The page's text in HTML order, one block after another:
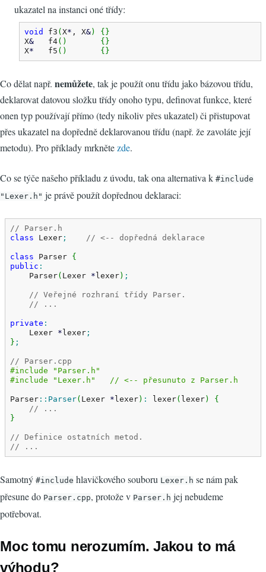
ukazatel na instanci oné třídy:
void f3 ( X* , X&) { }
X&
   f4
( ) { }
X*
   f5
( ) { }
Co dělat např. nemůžete, tak je použít onu třídu jako bázovou třídu,
deklarovat datovou složku třídy onoho typu, definovat funkce, které
onen typ používají přímo (tedy nikoliv přes ukazatel) či přistupovat
přes ukazatel na dopředně deklarovanou třídu (např. že zavoláte její
metodu). Pro příklady mrknětezde.
Co se týče našeho příkladu z úvodu, tak ona alternativa k #include
"Lexer.h" je právě použít dopřednou deklaraci:
// Parser.h
class Lexer ; // <-- dopředná deklarace
class Parser {
public :
    Parser
( Lexer * lexer) ;
// Veřejné rozhraní třídy Parser.
// ...
private :
    Lexer
* lexer ;
} ;
// Parser.cpp
#include "Parser.h"
#include "Lexer.h"   // <-- přesunuto z Parser.h
Parser :: Parser( Lexer * lexer) : lexer( lexer)
{
// ...
}
// Definice ostatních metod.
// ...
Samotný #include hlavičkového souboru Lexer.h se nám pak
přesune do Parser.cpp, protože v Parser.h jej nebudeme
potřebovat.
Moc tomu nerozumím. Jakou to má
výhodu?